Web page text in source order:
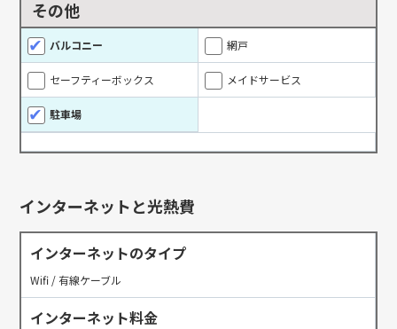
その他
バルコニー 網戸
セーフティーボックス メイドサービス
駐車場
インターネットと光熱費
インターネットのタイプ
Wifi / 有線ケーブル
インターネット料金